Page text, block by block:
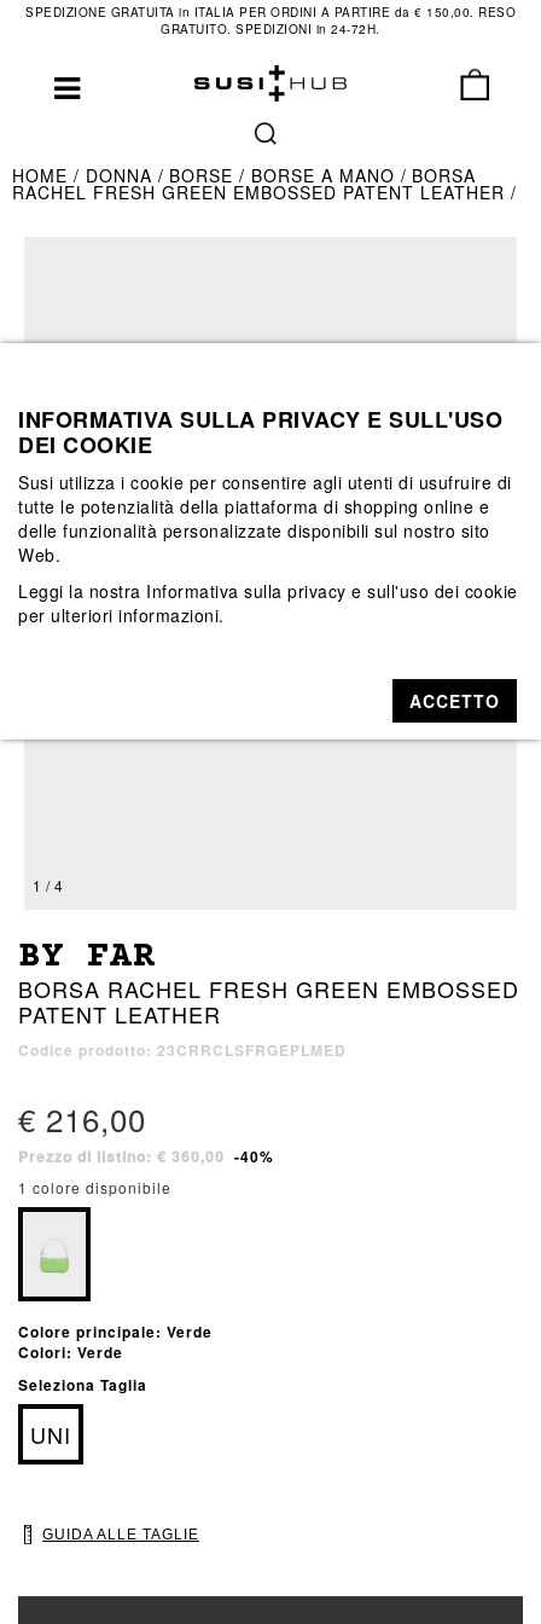
SPEDIZIONE GRATUITA in ITALIA PER ORDINI A PARTIRE da € 150,00. RESO
GRATUITO. SPEDIZIONI in 24-72H.
HOME DONNA BORSE BORSE A MANO BORSA
RACHEL FRESH GREEN EMBOSSED PATENT LEATHER
1 / 4
BY FAR
BORSA RACHEL FRESH GREEN EMBOSSED
PATENT LEATHER
Codice prodotto: 23CRRCLSFRGEPLMED
€ 216,00
Prezzo di listino: € 360,00 -40%
1 colore disponibile
Colore principale: Verde
Colori: Verde
Seleziona Taglia
UNI
GUIDA ALLE TAGLIE
INFORMATIVA SULLA PRIVACY E SULL'USO
DEI COOKIE
Susi utilizza i cookie per consentire agli utenti di usufruire di
tutte le potenzialità della piattaforma di shopping online e
delle funzionalità personalizzate disponibili sul nostro sito
Web.
Leggi la nostra Informativa sulla privacy e sull'uso dei cookie
per ulteriori informazioni.
ACCETTO